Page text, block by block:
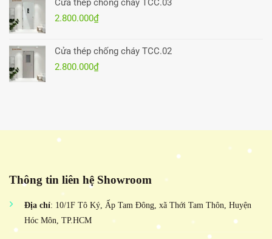
Cửa thép chống cháy TCC.03
2.800.000₫
Cửa thép chống cháy TCC.02
2.800.000₫
Thông tin liên hệ Showroom
Địa chỉ: 10/1F Tô Ký, Ấp Tam Đông, xã Thới Tam Thôn, Huyện
Hóc Môn, TP.HCM